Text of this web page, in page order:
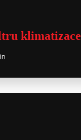
klimatizace